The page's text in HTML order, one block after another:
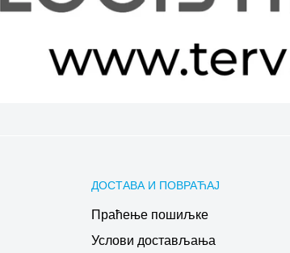
ДОСТАВА И ПОВРАЋАЈ
Праћење пошиљке
Услови достављања